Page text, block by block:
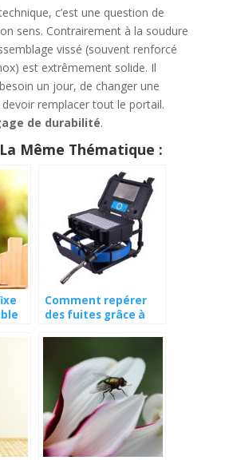
c’est une question de
sens. Contrairement à la soudure
vissé (souvent renforcé
est extrêmement solide. Il
un jour, de changer une
remplacer tout le portail.
de durabilité.
Même Thématique :
Comment repérer
des fuites grâce à